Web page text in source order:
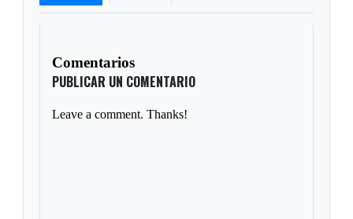
Comentarios
PUBLICAR UN COMENTARIO
Leave a comment. Thanks!